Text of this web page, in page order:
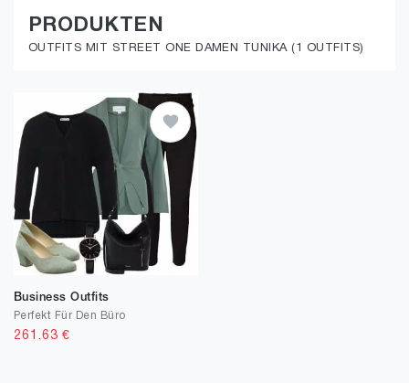
PRODUKTEN
OUTFITS MIT STREET ONE DAMEN TUNIKA (1 OUTFITS)
Business Outfits
Perfekt Für Den Büro
261.63 €